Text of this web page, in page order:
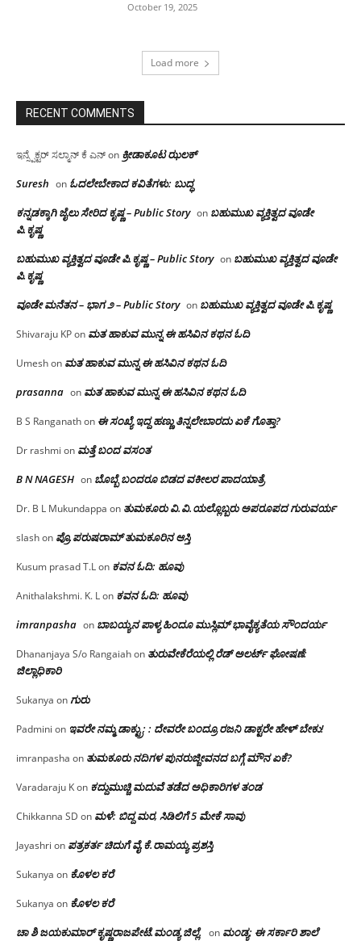
October 19, 2025
Load more
RECENT COMMENTS
ಇನ್ಸ್ಪೆಕ್ಟರ್ ಸಲ್ಮಾನ್ ಕೆ ಎನ್on ಕ್ರೀಡಾಕೂಟ ಝಲಕ್
Suresh on ಓದಲೇಬೇಕಾದ‌ ಕವಿತೆಗಳು: ಬುದ್ಧ
ಕನ್ನಡಕ್ಕಾಗಿ ಜೈಲು ಸೇರಿದ ಕೃಷ್ಣ – Public Story on ಬಹುಮುಖ ವ್ಯಕ್ತಿತ್ವದ ವೂಡೇ
ಪಿ.ಕೃಷ್ಣ
ಬಹುಮುಖ ವ್ಯಕ್ತಿತ್ವದ ವೂಡೇ ಪಿ.ಕೃಷ್ಣ – Public Story on ಬಹುಮುಖ ವ್ಯಕ್ತಿತ್ವದ ವೂಡೇ
ಪಿ.ಕೃಷ್ಣ
ವೂಡೇ ಮನೆತನ – ಭಾಗ ೨ – Public Story on ಬಹುಮುಖ ವ್ಯಕ್ತಿತ್ವದ ವೂಡೇ ಪಿ.ಕೃಷ್ಣ
Shivaraju KPon ಮತ ಹಾಕುವ ಮುನ್ನ ಈ ಹಸಿವಿನ ಕಥನ ಓದಿ
Umeshon ಮತ ಹಾಕುವ ಮುನ್ನ ಈ ಹಸಿವಿನ ಕಥನ ಓದಿ
prasanna on ಮತ ಹಾಕುವ ಮುನ್ನ ಈ ಹಸಿವಿನ ಕಥನ ಓದಿ
B S Ranganathon ಈ ಸಂಖ್ಯೆ ಇದ್ದ ಹಣ್ಣು ತಿನ್ನಲೇಬಾರದು ಏಕೆ ಗೊತ್ತಾ?
Dr rashmi on ಮತ್ತೆ ಬಂದ ವಸಂತ
B N NAGESH on ಬೊಬ್ಬೆ ಬಂದರೂ ಬಿಡದ ವಕೀಲರ ಪಾದಯಾತ್ರೆ
Dr. B L Mukundappa on ತುಮಕೂರು‌ ವಿ.ವಿ.ಯಲ್ಲೊಬ್ಬರು ಅಪರೂಪದ ಗುರುವರ್ಯ
slashon ಪ್ರೊ.ಪರುಷರಾಮ್ ತುಮಕೂರಿನ ಆಸ್ತಿ
Kusum prasad T.Lon ಕವನ ಓದಿ: ಹೂವು
Anithalakshmi. K. Lon ಕವನ ಓದಿ: ಹೂವು
imranpasha on ಬಾಬಯ್ಯನ ಪಾಳ್ಯ ಹಿಂದೂ ಮುಸ್ಲಿಮ್ ಭಾವೈಕ್ಯತೆಯ ಸೌಂದರ್ಯ
Dhananjaya S/o Rangaiahon ತುರುವೇಕೆರೆಯಲ್ಲಿ ರೆಡ್ ಅಲರ್ಟ್ ಘೋಷಣೆ:
ಜಿಲ್ಲಾಧಿಕಾರಿ
Sukanya onಗುರು
Padmini on ಇವರೇ ನಮ್ಮ ಡಾಕ್ಟ್ರು; : ದೇವರೇ ಬಂದ್ರೂ ರಜನಿ ಡಾಕ್ಟರೇ ಹೇಳ್ ಬೇಕು!
imranpasha on ತುಮಕೂರು ನದಿಗಳ ಪುನರುಜ್ಜೀವನದ ಬಗ್ಗೆ ಮೌನ ಏಕೆ?
Varadaraju Kon ಕದ್ದುಮುಚ್ಚಿ ಮದುವೆ ತಡೆದ ಅಧಿಕಾರಿಗಳ ತಂಡ
Chikkanna SD on ಮಳೆ: ಬಿದ್ದ ಮರ, ಸಿಡಿಲಿಗೆ 5 ಮೇಕೆ ಸಾವು
Jayashri on ಪತ್ರಕರ್ತ ಚಿದುಗೆ ವೈ.ಕೆ.ರಾಮಯ್ಯ ಪ್ರಶಸ್ತಿ
Sukanya on ಕೊಳಲ ಕರೆ
Sukanya on ಕೊಳಲ ಕರೆ
ಚಾ ಶಿ ಜಯಕುಮಾರ್ ಕೃಷ್ಣರಾಜಪೇಟೆ.ಮಂಡ್ಯ ಜಿಲ್ಲೆ. on ಮಂಡ್ಯ: ಈ ಸರ್ಕಾರಿ ಶಾಲೆ